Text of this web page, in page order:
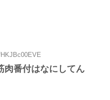
肉番付はなにしてん